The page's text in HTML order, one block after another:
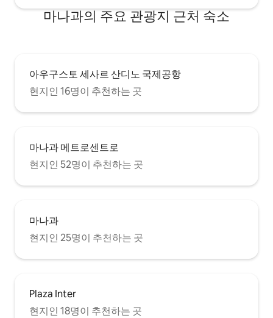
마나과의 주요 관광지 근처 숙소
아우구스토 세사르 산디노 국제공항
현지인 16명이 추천하는 곳
마나과 메트로센트로
현지인 52명이 추천하는 곳
마나과
현지인 25명이 추천하는 곳
Plaza Inter
현지인 18명이 추천하는 곳